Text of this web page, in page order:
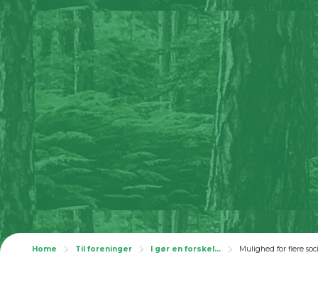
Home Til foreninger I gør en forskel... Mulighed for flere